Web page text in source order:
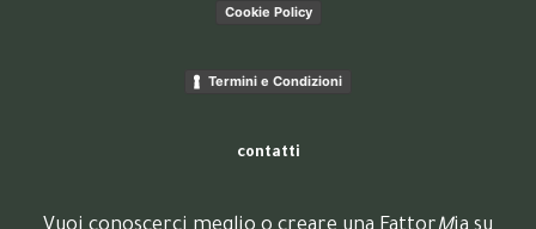
Cookie Policy
Termini e Condizioni
contatti